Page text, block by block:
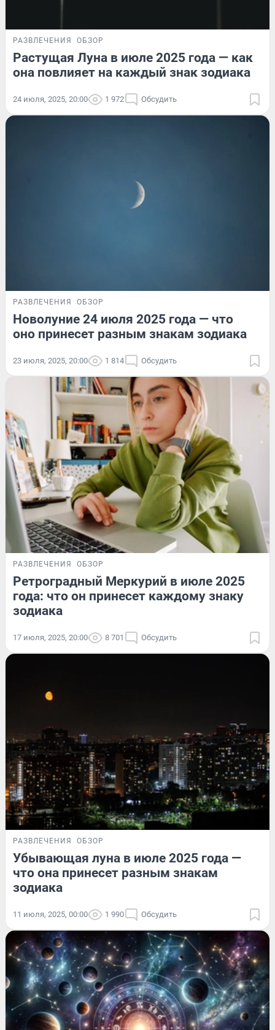
РАЗВЛЕЧЕНИЯ ОБЗОР
Растущая Луна в июле 2025 года — как
она повлияет на каждый знак зодиака
24 июля, 2025, 20:00 1 972 Обсудить
РАЗВЛЕЧЕНИЯ ОБЗОР
Новолуние 24 июля 2025 года — что
оно принесет разным знакам зодиака
23 июля, 2025, 20:00 1 814 Обсудить
РАЗВЛЕЧЕНИЯ ОБЗОР
Ретроградный Меркурий в июле 2025
года: что он принесет каждому знаку
зодиака
17 июля, 2025, 20:00 8 701 Обсудить
РАЗВЛЕЧЕНИЯ ОБЗОР
Убывающая луна в июле 2025 года —
что она принесет разным знакам
зодиака
11 июля, 2025, 00:00 1 990 Обсудить